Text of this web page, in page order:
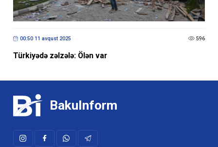
00:50 11 avqust 2025 596
Türkiyədə zəlzələ: Ölən var
BakuInform